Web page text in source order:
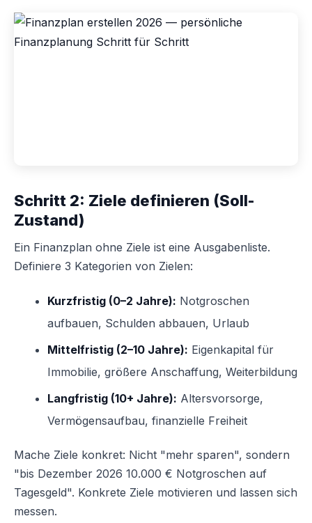
Schritt 2: Ziele definieren (Soll-
Zustand)
Ein Finanzplan ohne Ziele ist eine Ausgabenliste.
Definiere 3 Kategorien von Zielen:
Kurzfristig (0–2 Jahre): Notgroschen
aufbauen, Schulden abbauen, Urlaub
Mittelfristig (2–10 Jahre): Eigenkapital für
Immobilie, größere Anschaffung, Weiterbildung
Langfristig (10+ Jahre): Altersvorsorge,
Vermögensaufbau, finanzielle Freiheit
Mache Ziele konkret: Nicht "mehr sparen", sondern
"bis Dezember 2026 10.000 € Notgroschen auf
Tagesgeld". Konkrete Ziele motivieren und lassen sich
messen.